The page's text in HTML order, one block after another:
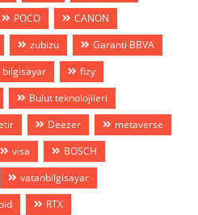
POCO
CANON
zubizu
Garanti BBVA
bilgisayar
fizy
Bulut teknolojileri
Deezer
metaverse
visa
BOSCH
vatanbilgisayar
RTX